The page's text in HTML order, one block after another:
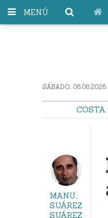
MENÚ
SÁBADO. 08.08.2026
COSTA
MANUEL
SUÁREZ
SUÁREZ